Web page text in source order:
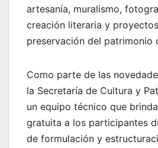
artesanía, muralismo,
creación literaria y
preservación del patrimonio
Como parte de las
la Secretaría de Cultura y
un equipo técnico que
gratuita a los participantes
de formulación y